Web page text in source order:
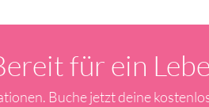
für ein
Buche jetzt deine